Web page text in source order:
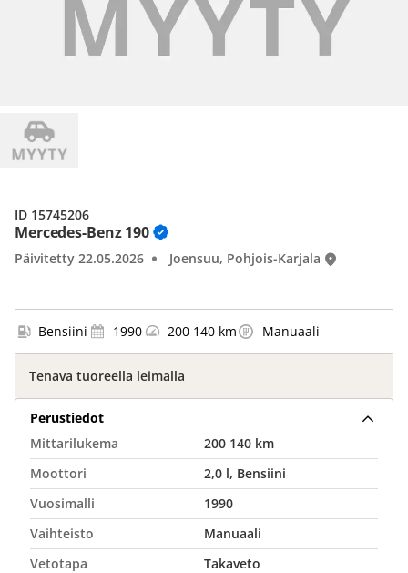
Mercedes-Benz 190
Päivitetty 22.05.2026 Joensuu, Pohjois-Karjala
ID 15745206
Bensiini 1990 200 140 km Manuaali
Tenava tuoreella leimalla
Perustiedot
Mittarilukema
200 140 km
Moottori
2,0 l, Bensiini
Vuosimalli
1990
Vaihteisto
Manuaali
Vetotapa
Takaveto